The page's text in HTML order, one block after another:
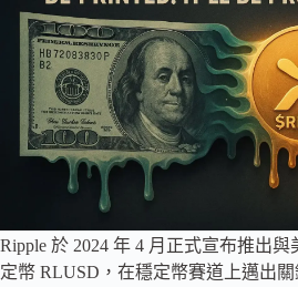
Ripple 於 2024 年 4 月正式宣布推出與
定幣 RLUSD，在穩定幣賽道上邁出